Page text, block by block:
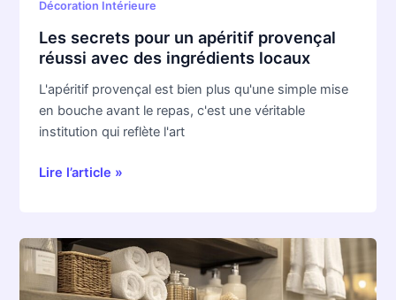
Décoration Intérieure
Les secrets pour un apéritif provençal
réussi avec des ingrédients locaux
L'apéritif provençal est bien plus qu'une simple mise
en bouche avant le repas, c'est une véritable
institution qui reflète l'art
Lire l’article »
Rangement
pour
salle